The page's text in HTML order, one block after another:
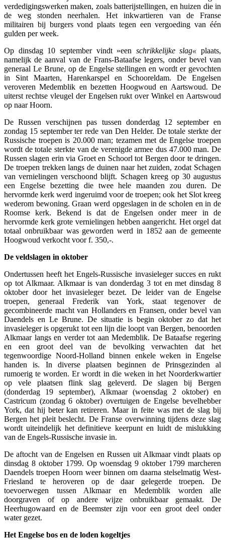
verdedigingswerken maken, zoals batterijstellingen, en huizen die in
de weg stonden neerhalen. Het inkwartieren van de Franse
militairen bij burgers vond plaats tegen een vergoeding van één
gulden per week.
Op dinsdag 10 september vindt »een schrikkelijke slag« plaats,
namelijk de aanval van de Frans-Bataafse legers, onder bevel van
generaal Le Brune, op de Engelse stellingen en wordt er gevochten
in Sint Maarten, Harenkarspel en Schooreldam. De Engelsen
veroveren Medemblik en bezetten Hoogwoud en Aartswoud. De
uiterst rechtse vleugel der Engelsen rukt over Winkel en Aartswoud
op naar Hoorn.
De Russen verschijnen pas tussen donderdag 12 september en
zondag 15 september ter rede van Den Helder. De totale sterkte der
Russische troepen is 20.000 man; tezamen met de Engelse troepen
wordt de totale sterkte van de verenigde armee dus 47.000 man. De
Russen slagen erin via Groet en Schoorl tot Bergen door te dringen.
De troepen trekken langs de duinen naar het zuiden, zodat Schagen
van vernielingen verschoond blijft. Schagen kreeg op 30 augustus
een Engelse bezetting die twee hele maanden zou duren. De
hervormde kerk werd ingeruimd voor de troepen; ook het Slot kreeg
wederom bewoning. Graan werd opgeslagen in de scholen en in de
Roomse kerk. Bekend is dat de Engelsen onder meer in de
hervormde kerk grote vernielingen hebben aangericht. Het orgel dat
totaal onbruikbaar was geworden werd in 1852 aan de gemeente
Hoogwoud verkocht voor f. 350,-.
De veldslagen in oktober
Ondertussen heeft het Engels-Russische invasieleger succes en rukt
op tot Alkmaar. Alkmaar is van donderdag 3 tot en met dinsdag 8
oktober door het invasieleger bezet. De leider van de Engelse
troepen, generaal Frederik van York, staat tegenover de
gecombineerde macht van Hollanders en Fransen, onder bevel van
Daendels en Le Brune. De situatie is begin oktober zo dat het
invasieleger is opgerukt tot een lijn die loopt van Bergen, benoorden
Alkmaar langs en verder tot aan Medemblik. De Bataafse regering
en een groot deel van de bevolking verwachten dat het
tegenwoordige Noord-Holland binnen enkele weken in Engelse
handen is. In diverse plaatsen beginnen de Prinsgezinden al
rumoerig te worden. Er wordt in die weken in het Noorderkwartier
op vele plaatsen flink slag geleverd. De slagen bij Bergen
(donderdag 19 september), Alkmaar (woensdag 2 oktober) en
Castricum (zondag 6 oktober) overtuigen de Engelse bevelhebber
York, dat hij beter kan retireren. Maar in feite was met de slag bij
Bergen het pleit beslecht. De Franse overwinning tijdens deze slag
wordt uiteindelijk het definitieve keerpunt en luidt de mislukking
van de Engels-Russische invasie in.
De aftocht van de Engelsen en Russen uit Alkmaar vindt plaats op
dinsdag 8 oktober 1799. Op woensdag 9 oktober 1799 marcheren
Daendels troepen Hoorn weer binnen om daarna stelselmatig West-
Friesland te heroveren op de daar gelegerde troepen. De
toevoerwegen tussen Alkmaar en Medemblik worden alle
doorgraven of op andere wijze onbruikbaar gemaakt. De
Heerhugowaard en de Beemster zijn voor een groot deel onder
water gezet.
Het Engelse bos en de loden kogeltjes